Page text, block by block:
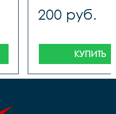
200 руб.
КУПИТЬ